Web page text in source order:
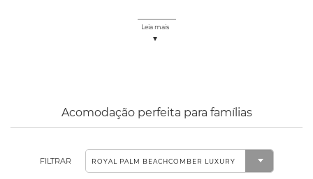
Leia mais
Acomodação perfeita para famílias
FILTRAR